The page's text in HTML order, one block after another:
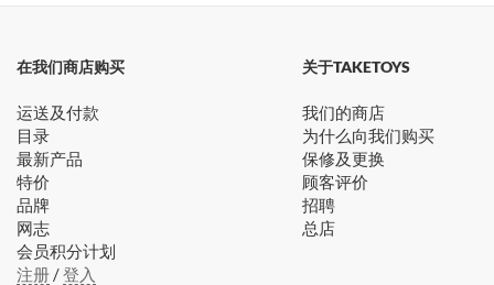
在我们商店购买
运送及付款
目录
最新产品
特价
品牌
网志
会员积分计划
注册/登入
关于TAKETOYS
我们的商店
为什么向我们购买
保修及更换
顾客评价
招聘
总店